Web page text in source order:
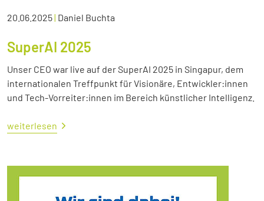
20.06.2025| Daniel Buchta
SuperAI 2025
Unser CEO war live auf der SuperAI 2025 in Singapur, dem
internationalen Treffpunkt für Visionäre, Entwickler:innen
und Tech-Vorreiter:innen im Bereich künstlicher Intelligenz.
weiterlesen